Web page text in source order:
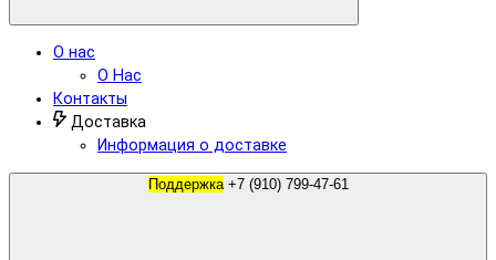
О нас
О Нас
Контакты
Доставка
Информация о доставке
Поддержка +7 (910) 799-47-61